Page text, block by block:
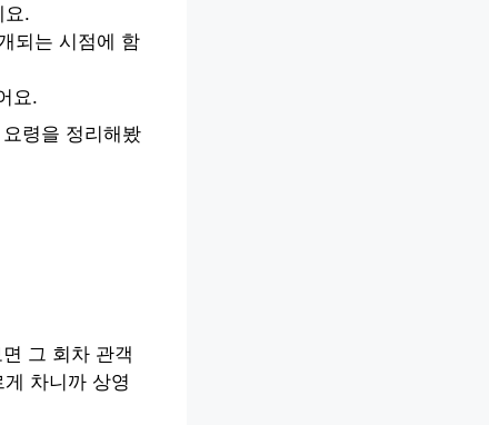
요.
되는 시점에 함
요.
령을 정리해봤
그 회차 관객
차니까 상영